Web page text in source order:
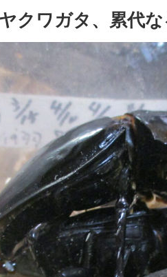
クワガタ、累代な